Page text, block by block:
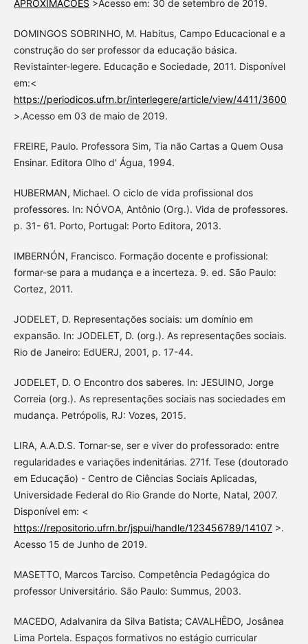
APROXIMACOES >Acesso em: 30 de setembro de 2019.
DOMINGOS SOBRINHO, M. Habitus, Campo Educacional e a
construção do ser professor da educação básica.
Revistainter-legere. Educação e Sociedade, 2011. Disponível
em:<
https://periodicos.ufrn.br/interlegere/article/view/4411/3600
>.Acesso em 03 de maio de 2019.
FREIRE, Paulo. Professora Sim, Tia não Cartas a Quem Ousa
Ensinar. Editora Olho d' Água, 1994.
HUBERMAN, Michael. O ciclo de vida profissional dos
professores. In: NÓVOA, Antônio (Org.). Vida de professores.
p. 31- 61. Porto, Portugal: Porto Editora, 2013.
IMBERNÓN, Francisco. Formação docente e profissional:
formar-se para a mudança e a incerteza. 9. ed. São Paulo:
Cortez, 2011.
JODELET, D. Representações sociais: um domínio em
expansão. In: JODELET, D. (org.). As representações sociais.
Rio de Janeiro: EdUERJ, 2001, p. 17-44.
JODELET, D. O Encontro dos saberes. In: JESUINO, Jorge
Correia (org.). As representações sociais nas sociedades em
mudança. Petrópolis, RJ: Vozes, 2015.
LIRA, A.A.D.S. Tornar-se, ser e viver do professorado: entre
regularidades e variações indenitárias. 271f. Tese (doutorado
em Educação) - Centro de Ciências Sociais Aplicadas,
Universidade Federal do Rio Grande do Norte, Natal, 2007.
Disponível em: <
https://repositorio.ufrn.br/jspui/handle/123456789/14107>.
Acesso 15 de Junho de 2019.
MASETTO, Marcos Tarciso. Competência Pedagógica do
professor Universitário. São Paulo: Summus, 2003.
MACEDO, Adalvanira da Silva Batista; CAVALHÊDO, Josânea
Lima Portela. Espaços formativos no estágio curricular